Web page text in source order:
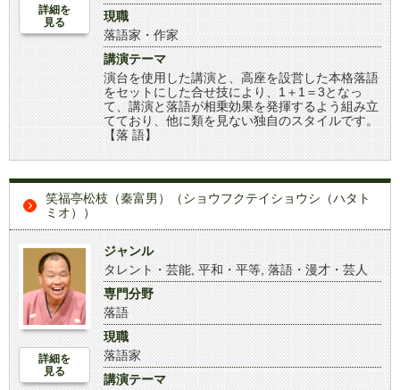
詳細を
見る
現職
落語家・作家
講演テーマ
演台を使用した講演と、高座を設営した本格落語
をセットにした合せ技により、1＋1＝3となっ
て、講演と落語が相乗効果を発揮するよう組み立
てており、他に類を見ない独自のスタイルです。
【落 語】
笑福亭松枝（秦富男）（ショウフクテイショウシ（ハタト
ミオ））
詳細を
見る
ジャンル
タレント・芸能 平和・平等 落語・漫才・芸人
専門分野
落語
現職
落語家
講演テーマ